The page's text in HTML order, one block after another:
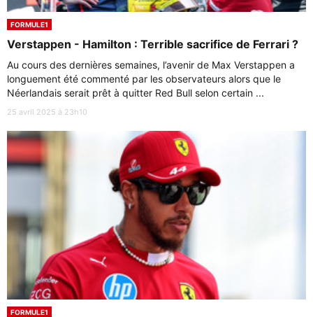
FORMULE1
Verstappen - Hamilton : Terrible sacrifice de Ferrari ?
Au cours des dernières semaines, l’avenir de Max Verstappen a
longuement été commenté par les observateurs alors que le
Néerlandais serait prêt à quitter Red Bull selon certain ...
25 avril 2025 à 23h10
FORMULE1